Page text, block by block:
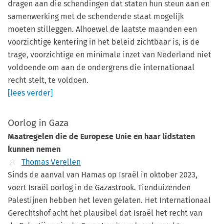
dragen aan die schendingen dat staten hun steun aan en
samenwerking met de schendende staat mogelijk
moeten stilleggen. Alhoewel de laatste maanden een
voorzichtige kentering in het beleid zichtbaar is, is de
trage, voorzichtige en minimale inzet van Nederland niet
voldoende om aan de ondergrens die internationaal
recht stelt, te voldoen.
[lees verder]
Oorlog in Gaza
Maatregelen die de Europese Unie en haar lidstaten
kunnen nemen
Thomas Verellen
Sinds de aanval van Hamas op Israël in oktober 2023,
voert Israël oorlog in de Gazastrook. Tienduizenden
Palestijnen hebben het leven gelaten. Het Internationaal
Gerechtshof acht het plausibel dat Israël het recht van